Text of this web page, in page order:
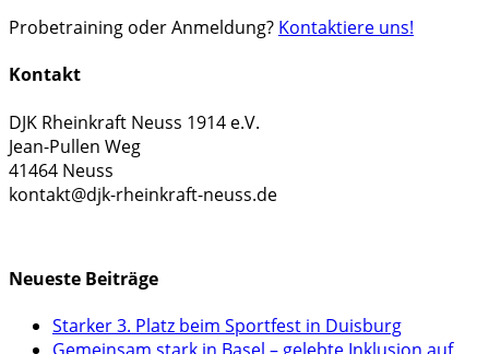
Probetraining oder Anmeldung? Kontaktiere uns!
Kontakt
DJK Rheinkraft Neuss 1914 e.V.
Jean-Pullen Weg
41464 Neuss
kontakt@djk-rheinkraft-neuss.de
Neueste Beiträge
Starker 3. Platz beim Sportfest in Duisburg